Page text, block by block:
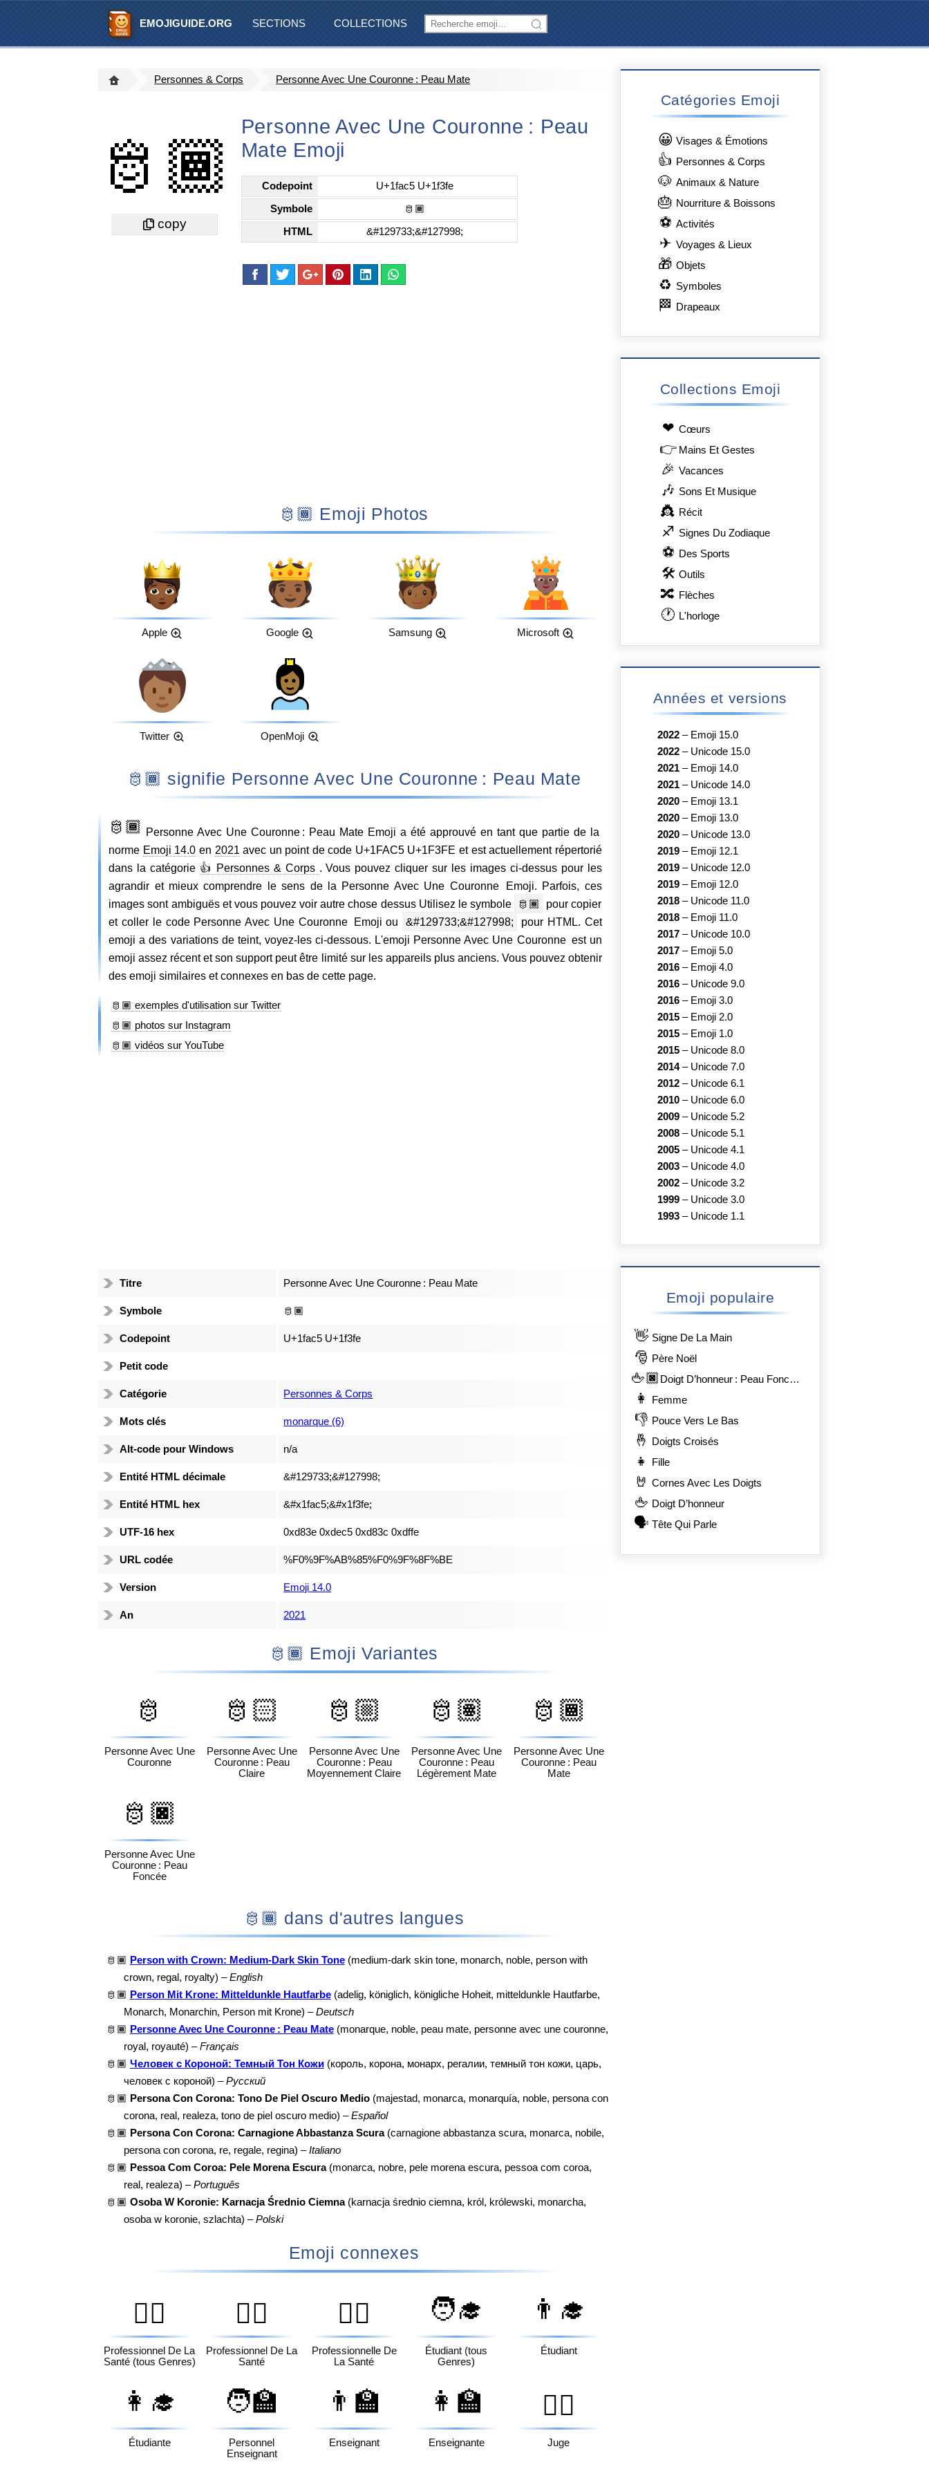
EMOJIGUIDE.ORG SECTIONS COLLECTIONS
Personnes & Corps Personne Avec Une Couronne : Peau Mate
🫅🏾
Personne Avec Une Couronne : Peau
Mate Emoji
Codepoint U+1fac5 U+1f3fe
Symbole 🫅🏾
HTML &#129733;&#127998;
🫅🏾 Emoji Photos
Apple Google Samsung Microsoft
Twitter OpenMoji
🫅🏾 signifie Personne Avec Une Couronne : Peau Mate
🫅🏾 Personne Avec Une Couronne : Peau Mate Emoji a été approuvé en tant que partie de la
norme Emoji 14.0 en 2021 avec un point de code U+1FAC5 U+1F3FE et est actuellement répertorié
dans la catégorie 👍 Personnes & Corps . Vous pouvez cliquer sur les images ci-dessus pour les
agrandir et mieux comprendre le sens de la Personne Avec Une Couronne Emoji. Parfois, ces
images sont ambiguës et vous pouvez voir autre chose dessus Utilisez le symbole
🫅🏾
pour copier
et coller le code Personne Avec Une Couronne Emoji ou
&#129733;&#127998;
pour HTML. Cet
emoji a des variations de teint, voyez-les ci-dessous. L'emoji Personne Avec Une Couronne est un
emoji assez récent et son support peut être limité sur les appareils plus anciens. Vous pouvez obtenir
des emoji similaires et connexes en bas de cette page.
🫅🏾 exemples d'utilisation sur Twitter
🫅🏾 photos sur Instagram
🫅🏾 vidéos sur YouTube
Titre Personne Avec Une Couronne : Peau Mate
Symbole 🫅🏾
Codepoint U+1fac5 U+1f3fe
Petit code
Catégorie Personnes & Corps
Mots clés monarque (6)
Alt-code pour Windows n/a
Entité HTML décimale &#129733;&#127998;
Entité HTML hex &#x1fac5;&#x1f3fe;
UTF-16 hex 0xd83e 0xdec5 0xd83c 0xdffe
URL codée %F0%9F%AB%85%F0%9F%8F%BE
Version Emoji 14.0
An 2021
🫅🏾 Emoji Variantes
🫅
Personne Avec Une
Couronne
🫅🏻
Personne Avec Une
Couronne : Peau
Claire
🫅🏼
Personne Avec Une
Couronne : Peau
Moyennement Claire
🫅🏽
Personne Avec Une
Couronne : Peau
Légèrement Mate
🫅🏾
Personne Avec Une
Couronne : Peau
Mate
🫅🏿
Personne Avec Une
Couronne : Peau
Foncée
🫅🏾 dans d'autres langues
🫅🏾 Person with Crown: Medium-Dark Skin Tone(medium-dark skin tone, monarch, noble, person with
crown, regal, royalty) –English
🫅🏾 Person Mit Krone: Mitteldunkle Hautfarbe(adelig, königlich, königliche Hoheit, mitteldunkle Hautfarbe,
Monarch, Monarchin, Person mit Krone) –Deutsch
🫅🏾 Personne Avec Une Couronne : Peau Mate(monarque, noble, peau mate, personne avec une couronne,
royal, royauté) –Français
🫅🏾 Человек с Короной: Темный Тон Кожи(король, корона, монарх, регалии, темный тон кожи, царь,
человек с короной) –Русский
🫅🏾 Persona Con Corona: Tono De Piel Oscuro Medio(majestad, monarca, monarquía, noble, persona con
corona, real, realeza, tono de piel oscuro medio) –Español
🫅🏾 Persona Con Corona: Carnagione Abbastanza Scura(carnagione abbastanza scura, monarca, nobile,
persona con corona, re, regale, regina) –Italiano
🫅🏾 Pessoa Com Coroa: Pele Morena Escura(monarca, nobre, pele morena escura, pessoa com coroa,
real, realeza) –Português
🫅🏾 Osoba W Koronie: Karnacja Średnio Ciemna(karnacja średnio ciemna, król, królewski, monarcha,
osoba w koronie, szlachta) –Polski
Emoji connexes
🧑‍⚕️
Professionnel De La
Santé (tous Genres)
👨‍⚕️
Professionnel De La
Santé
👩‍⚕️
Professionnelle De
La Santé
🧑‍🎓
Étudiant (tous
Genres)
👨‍🎓
Étudiant
👩‍🎓
Étudiante
🧑‍🏫
Personnel
Enseignant
👨‍🏫
Enseignant
👩‍🏫
Enseignante
🧑‍⚖️
Juge
Catégories Emoji
😀 Visages & Émotions
👍 Personnes & Corps
🐶 Animaux & Nature
🎂 Nourriture & Boissons
⚽ Activités
✈ Voyages & Lieux
🎁 Objets
♻ Symboles
🏁 Drapeaux
Collections Emoji
❤ Сœurs
👉 Mains Et Gestes
🎉 Vacances
🎶 Sons Et Musique
👸 Récit
♐ Signes Du Zodiaque
⚽ Des Sports
🛠 Outils
🔀 Flèches
🕐 L'horloge
Années et versions
2022 – Emoji 15.0
2022 – Unicode 15.0
2021 – Emoji 14.0
2021 – Unicode 14.0
2020 – Emoji 13.1
2020 – Emoji 13.0
2020 – Unicode 13.0
2019 – Emoji 12.1
2019 – Unicode 12.0
2019 – Emoji 12.0
2018 – Unicode 11.0
2018 – Emoji 11.0
2017 – Unicode 10.0
2017 – Emoji 5.0
2016 – Emoji 4.0
2016 – Unicode 9.0
2016 – Emoji 3.0
2015 – Emoji 2.0
2015 – Emoji 1.0
2015 – Unicode 8.0
2014– Unicode 7.0
2012 – Unicode 6.1
2010 – Unicode 6.0
2009 – Unicode 5.2
2008 – Unicode 5.1
2005 – Unicode 4.1
2003 – Unicode 4.0
2002 – Unicode 3.2
1999 – Unicode 3.0
1993 – Unicode 1.1
Emoji populaire
👋 Signe De La Main
🎅 Père Noël
🖕🏿 Doigt D’honneur : Peau Foncée
👩 Femme
👎 Pouce Vers Le Bas
🤞 Doigts Croisés
👧 Fille
🤘 Cornes Avec Les Doigts
🖕 Doigt D’honneur
🗣️ Tête Qui Parle